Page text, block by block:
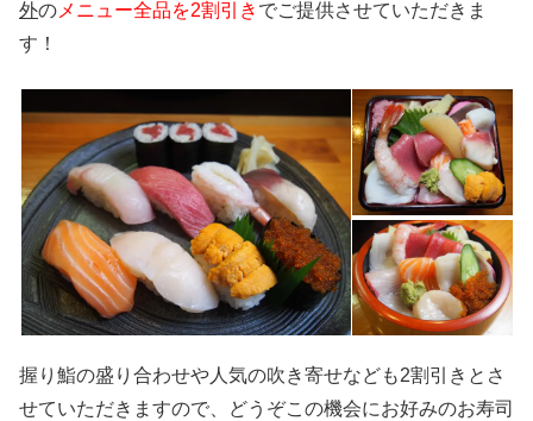
外の メニュー全品を2割引き でご提供させていただきま
す！
握り鮨の盛り合わせや人気の吹き寄せなども2割引きとさ
せていただきますので、どうぞこの機会にお好みのお寿司